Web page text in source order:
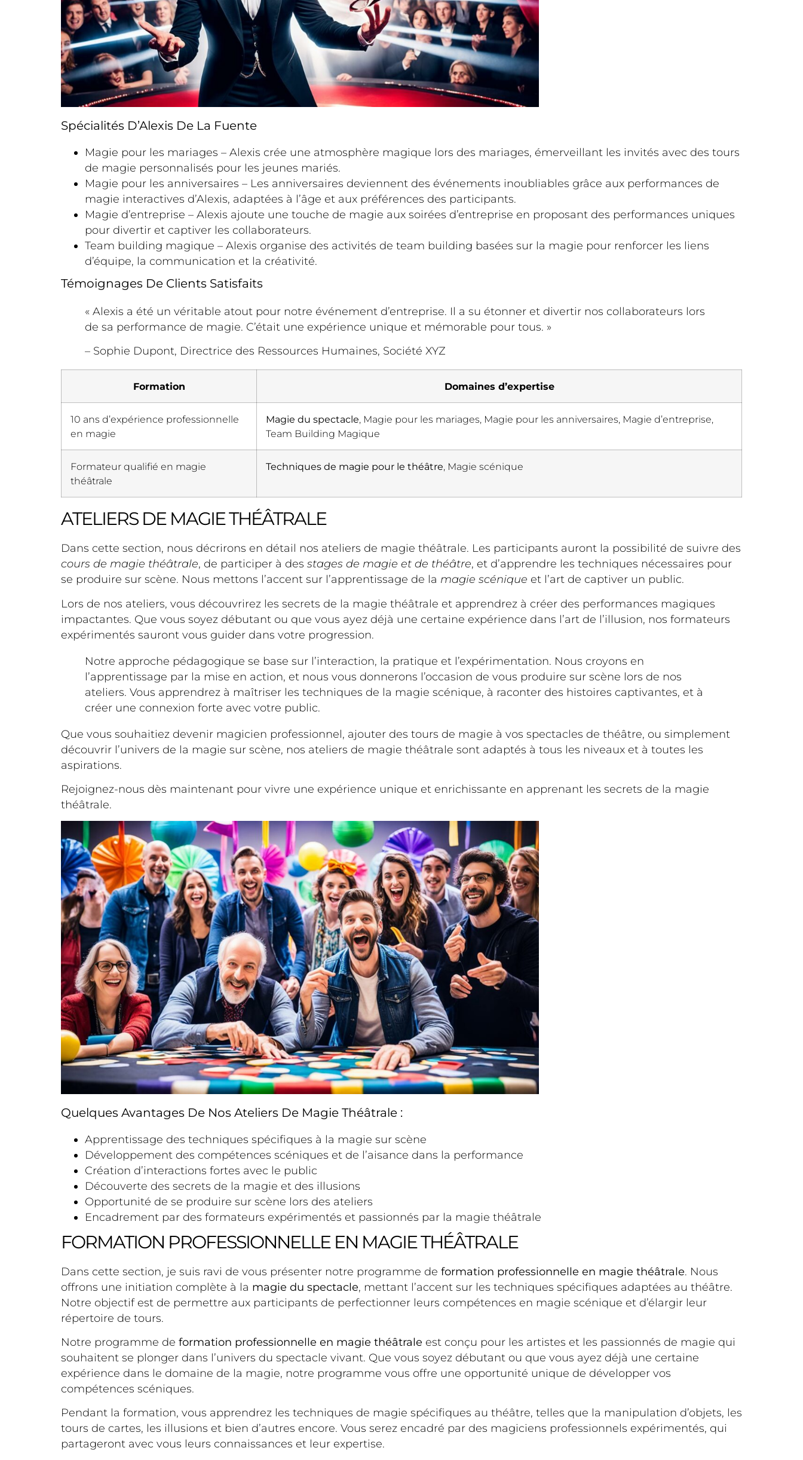
Spécialités D’Alexis De La Fuente
Magie pour les mariages – Alexis crée une atmosphère magique lors des mariages, émerveillant les invités avec des tours
de magie personnalisés pour les jeunes mariés.
Magie pour les anniversaires – Les anniversaires deviennent des événements inoubliables grâce aux performances de
magie interactives d’Alexis, adaptées à l’âge et aux préférences des participants.
Magie d’entreprise – Alexis ajoute une touche de magie aux soirées d’entreprise en proposant des performances uniques
pour divertir et captiver les collaborateurs.
Team building magique – Alexis organise des activités de team building basées sur la magie pour renforcer les liens
d’équipe, la communication et la créativité.
Témoignages De Clients Satisfaits
« Alexis a été un véritable atout pour notre événement d’entreprise. Il a su étonner et divertir nos collaborateurs lors
de sa performance de magie. C’était une expérience unique et mémorable pour tous. »
– Sophie Dupont, Directrice des Ressources Humaines, Société XYZ
Formation Domaines d’expertise
10 ans d’expérience professionnelle
en magie
Magie du spectacle, Magie pour les mariages, Magie pour les anniversaires, Magie d’entreprise,
Team Building Magique
Formateur qualifié en magie
théâtrale
Techniques de magie pour le théâtre, Magie scénique
ATELIERS DE MAGIE THÉÂTRALE
Dans cette section, nous décrirons en détail nos ateliers de magie théâtrale. Les participants auront la possibilité de suivre des
cours de magie théâtrale, de participer à des stages de magie et de théâtre, et d’apprendre les techniques nécessaires pour
se produire sur scène. Nous mettons l’accent sur l’apprentissage de la magie scénique et l’art de captiver un public.
Lors de nos ateliers, vous découvrirez les secrets de la magie théâtrale et apprendrez à créer des performances magiques
impactantes. Que vous soyez débutant ou que vous ayez déjà une certaine expérience dans l’art de l’illusion, nos formateurs
expérimentés sauront vous guider dans votre progression.
Notre approche pédagogique se base sur l’interaction, la pratique et l’expérimentation. Nous croyons en
l’apprentissage par la mise en action, et nous vous donnerons l’occasion de vous produire sur scène lors de nos
ateliers. Vous apprendrez à maîtriser les techniques de la magie scénique, à raconter des histoires captivantes, et à
créer une connexion forte avec votre public.
Que vous souhaitiez devenir magicien professionnel, ajouter des tours de magie à vos spectacles de théâtre, ou simplement
découvrir l’univers de la magie sur scène, nos ateliers de magie théâtrale sont adaptés à tous les niveaux et à toutes les
aspirations.
Rejoignez-nous dès maintenant pour vivre une expérience unique et enrichissante en apprenant les secrets de la magie
théâtrale.
Quelques Avantages De Nos Ateliers De Magie Théâtrale :
Apprentissage des techniques spécifiques à la magie sur scène
Développement des compétences scéniques et de l’aisance dans la performance
Création d’interactions fortes avec le public
Découverte des secrets de la magie et des illusions
Opportunité de se produire sur scène lors des ateliers
Encadrement par des formateurs expérimentés et passionnés par la magie théâtrale
FORMATION PROFESSIONNELLE EN MAGIE THÉÂTRALE
Dans cette section, je suis ravi de vous présenter notre programme de formation professionnelle en magie théâtrale. Nous
offrons une initiation complète à la magie du spectacle, mettant l’accent sur les techniques spécifiques adaptées au théâtre.
Notre objectif est de permettre aux participants de perfectionner leurs compétences en magie scénique et d’élargir leur
répertoire de tours.
Notre programme de formation professionnelle en magie théâtrale est conçu pour les artistes et les passionnés de magie qui
souhaitent se plonger dans l’univers du spectacle vivant. Que vous soyez débutant ou que vous ayez déjà une certaine
expérience dans le domaine de la magie, notre programme vous offre une opportunité unique de développer vos
compétences scéniques.
Pendant la formation, vous apprendrez les techniques de magie spécifiques au théâtre, telles que la manipulation d’objets, les
tours de cartes, les illusions et bien d’autres encore. Vous serez encadré par des magiciens professionnels expérimentés, qui
partageront avec vous leurs connaissances et leur expertise.